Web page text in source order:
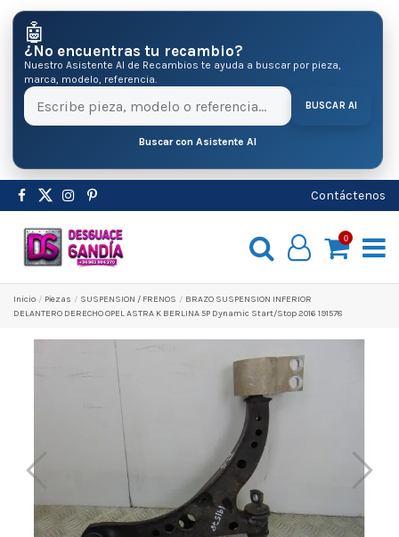
🤖
¿No encuentras tu recambio?
Nuestro Asistente AI de Recambios te ayuda a buscar por pieza,
marca, modelo, referencia.
BUSCAR AI
Buscar con Asistente AI
Contáctenos
0
Inicio Pіezas SUSPENSION / FRENOS
BRAZO SUSPENSION INFERIOR
DELANTERO DERECHO OPEL ASTRA K BERLINA 5P Dynamic Start/Stop 2016 191578